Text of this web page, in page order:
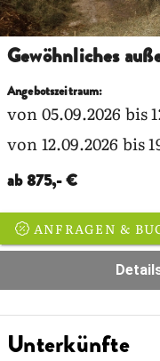
Gewöhnliches
Angebotszeitraum:
von 05.09.2026 bis
von 12.09.2026 bis
ab 875,- €
ANFRAGEN &
Unterkünfte